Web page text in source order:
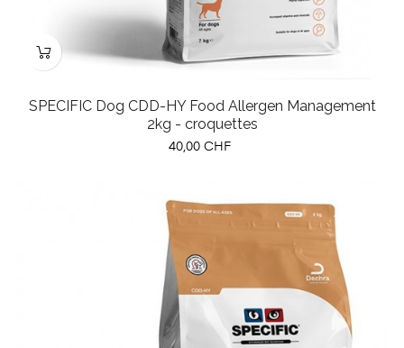
SPECIFIC Dog CDD-HY Food Allergen Management
2kg - croquettes
Prix
40,00 CHF